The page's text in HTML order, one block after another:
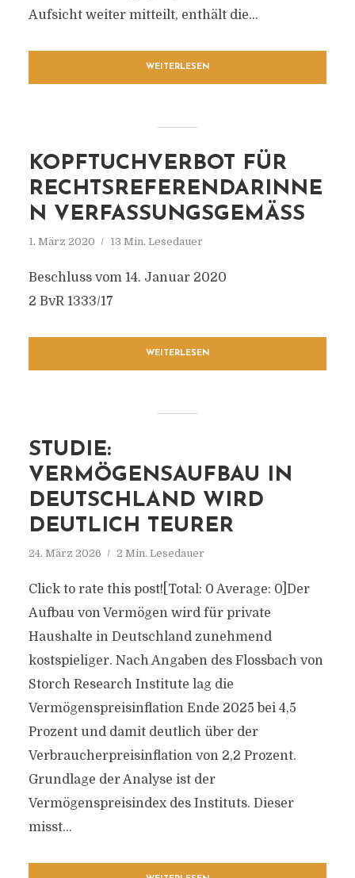
Aufsicht weiter mitteilt, enthält die...
WEITERLESEN
KOPFTUCHVERBOT FÜR
RECHTSREFERENDARINNE
N VERFASSUNGSGEMÄSS
1. März 2020 13 Min. Lesedauer
Beschluss vom 14. Januar 2020
2 BvR 1333/17
WEITERLESEN
STUDIE:
VERMÖGENSAUFBAU IN
DEUTSCHLAND WIRD
DEUTLICH TEURER
24. März 2026 2 Min. Lesedauer
Click to rate this post![Total: 0 Average: 0]Der
Aufbau von Vermögen wird für private
Haushalte in Deutschland zunehmend
kostspieliger. Nach Angaben des Flossbach von
Storch Research Institute lag die
Vermögenspreisinflation Ende 2025 bei 4,5
Prozent und damit deutlich über der
Verbraucherpreisinflation von 2,2 Prozent.
Grundlage der Analyse ist der
Vermögenspreisindex des Instituts. Dieser
misst...